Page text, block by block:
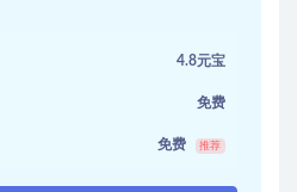
4.8元宝
免费
免费 推荐